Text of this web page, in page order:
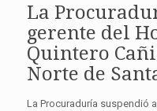
La
gerente del
Quintero
Norte de
La Procuraduría suspendió